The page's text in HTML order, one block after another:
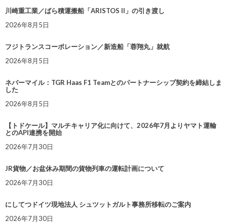
川崎重工業／ばら積運搬船「ARISTOS II」の引き渡し
2026年8月5日
フジトランスコーポレーション／新造船「蓉翔丸」就航
2026年8月5日
ネバーマイル：TGR Haas F1 Teamとのパートナーシップ契約を締結しま
した
2026年8月5日
【トドケール】マルチキャリア化に向けて、2026年7月よりヤマト運輸
とのAPI連携を開始
2026年7月30日
JR貨物／お盆休み期間の貨物列車の運転計画について
2026年7月30日
にしてつドイツ現地法人 シュツットガルト事務所移転のご案内
2026年7月30日